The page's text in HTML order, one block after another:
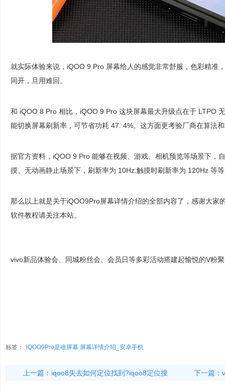
就实际体验来说，iQOO 9 Pro 屏幕给人的感觉非常舒服，色彩精准
同开，旦用难回。
和 iQOO 8 Pro 相比，iQOO 9 Pro 这块屏幕最大升级点在于 LTPO
能切换屏幕刷新率，可节省功耗 47. 4%。这方面更考验厂商在算法
据官方资料，iQOO 9 Pro 能够在视频、游戏、相机预览等场景下，
摸、无动画静止场景下，刷新率为 10Hz;触摸时刷新率为 120Hz 等
那么以上就是关于iQOO9Pro屏幕详情介绍的全部内容了，感谢大家
软件教程请关注本站。
vivo新品体验会、同城粉丝会、会员日等多彩活动搭建起愉悦的V粉
标签： iQOO9Pro是啥屏幕 屏幕详情介绍_安卓手机
上一篇： iqoo8失去如何定位找到?iqoo8定位搜 下一篇：